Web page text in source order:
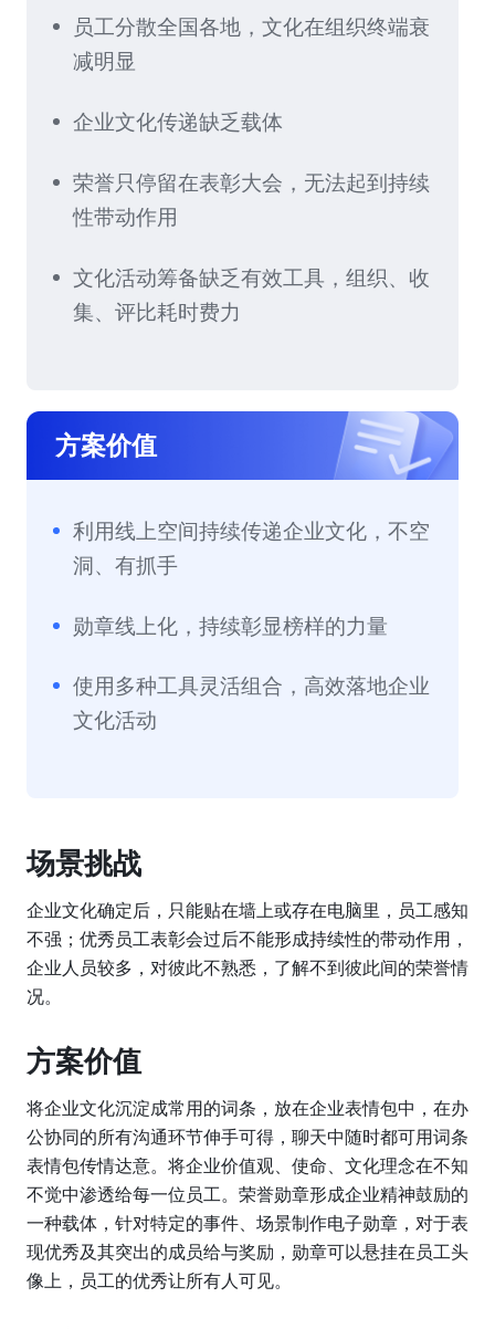
员工分散全国各地，文化在组织终端衰
减明显
企业文化传递缺乏载体
荣誉只停留在表彰大会，无法起到持续
性带动作用
文化活动筹备缺乏有效工具，组织、收
集、评比耗时费力
方案价值
利用线上空间持续传递企业文化，不空
洞、有抓手
勋章线上化，持续彰显榜样的力量
使用多种工具灵活组合，高效落地企业
文化活动
场景挑战
企业文化确定后，只能贴在墙上或存在电脑里，员工感知
不强；优秀员工表彰会过后不能形成持续性的带动作用，
企业人员较多，对彼此不熟悉，了解不到彼此间的荣誉情
况。
方案价值
将企业文化沉淀成常用的词条，放在企业表情包中，在办
公协同的所有沟通环节伸手可得，聊天中随时都可用词条
表情包传情达意。将企业价值观、使命、文化理念在不知
不觉中渗透给每一位员工。荣誉勋章形成企业精神鼓励的
一种载体，针对特定的事件、场景制作电子勋章，对于表
现优秀及其突出的成员给与奖励，勋章可以悬挂在员工头
像上，员工的优秀让所有人可见。